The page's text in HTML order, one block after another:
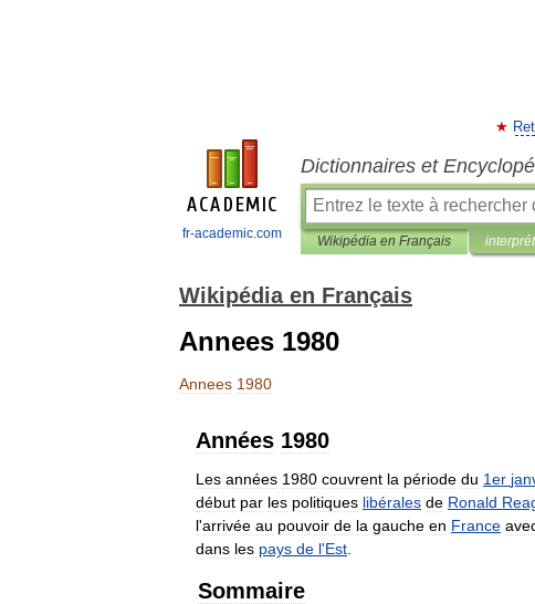
fr-academic.com
Dictionnaires et
Wikipédia en Français
Wikipédia en Français
Annees 1980
Annees 1980
Années 1980
Les années 1980 couvrent la période du 1er
début par les politiques libérales de Ronald
l'arrivée au pouvoir de la gauche en France
dans les pays de l'Est
Sommaire